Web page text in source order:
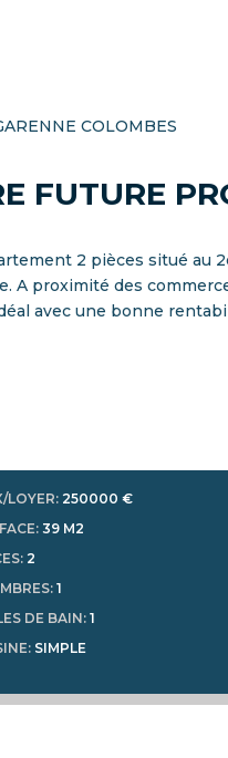
COLOMBES
FUTURE
2 pièces situé au
A proximité des
avec une bonne
LOYER: 250000 €
:39 M2
: 2
:1
DE BAIN:1
: SIMPLE